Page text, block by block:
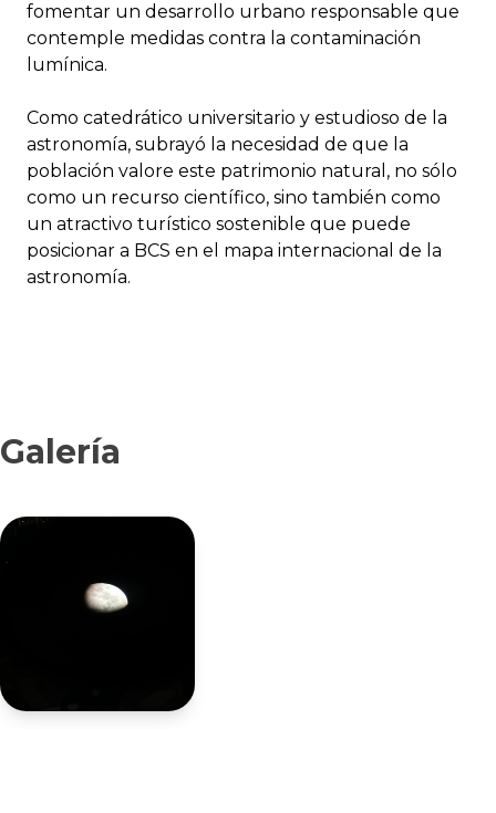
fomentar un desarrollo urbano responsable que
contemple medidas contra la contaminación
lumínica.
Como catedrático universitario y estudioso de la
astronomía, subrayó la necesidad de que la
población valore este patrimonio natural, no sólo
como un recurso científico, sino también como
un atractivo turístico sostenible que puede
posicionar a BCS en el mapa internacional de la
astronomía.
Galería